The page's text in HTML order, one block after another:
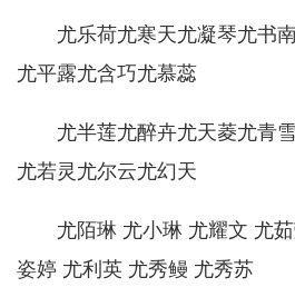
尤乐荷尤寒天尤凝琴尤书
尤平露尤含巧尤慕蕊
尤半莲尤醉卉尤天菱尤青
尤若灵尤尔云尤幻天
尤陌琳 尤小琳 尤耀文 尤
姿婷 尤利英 尤秀鳗 尤秀苏